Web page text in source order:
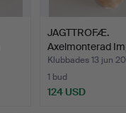
JAGTTROFÆ.
Axelmonterad
(Aepyceros …
Klubbades 13 jun
1 bud
124 USD